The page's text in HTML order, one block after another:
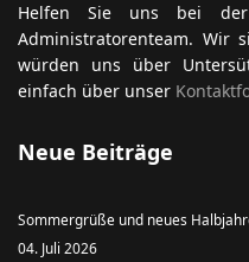
Helfen Sie uns bei
Administratorenteam. Wir
würden uns über
einfach über unser
Neue Beiträge
Sommergrüße und neues
04. Juli 2026